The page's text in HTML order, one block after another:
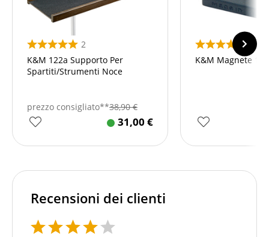
2
K&M 122a Supporto Per
Spartiti/Strumenti Noce
prezzo consigliato**38,90€
31,00 €
K&M Magnete
Recensioni dei clienti